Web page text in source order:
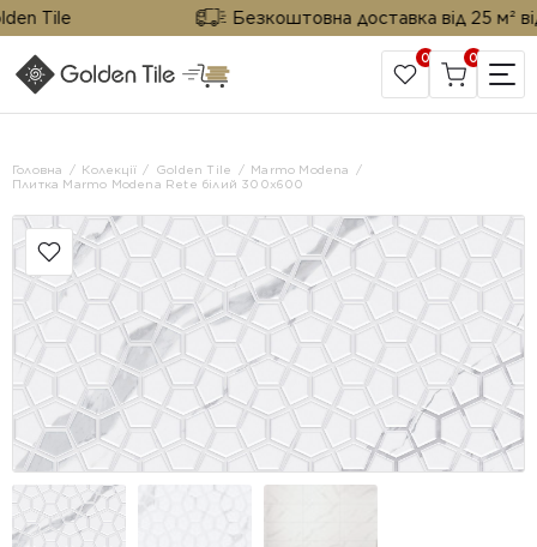
Tile Безкоштовна доставка від 25 м² від
САЙТ КОМПАНІЇ
0 0
Головна Колекції Golden Tile
Marmo Modena
Плитка Marmo Modena Rete білий 300х600